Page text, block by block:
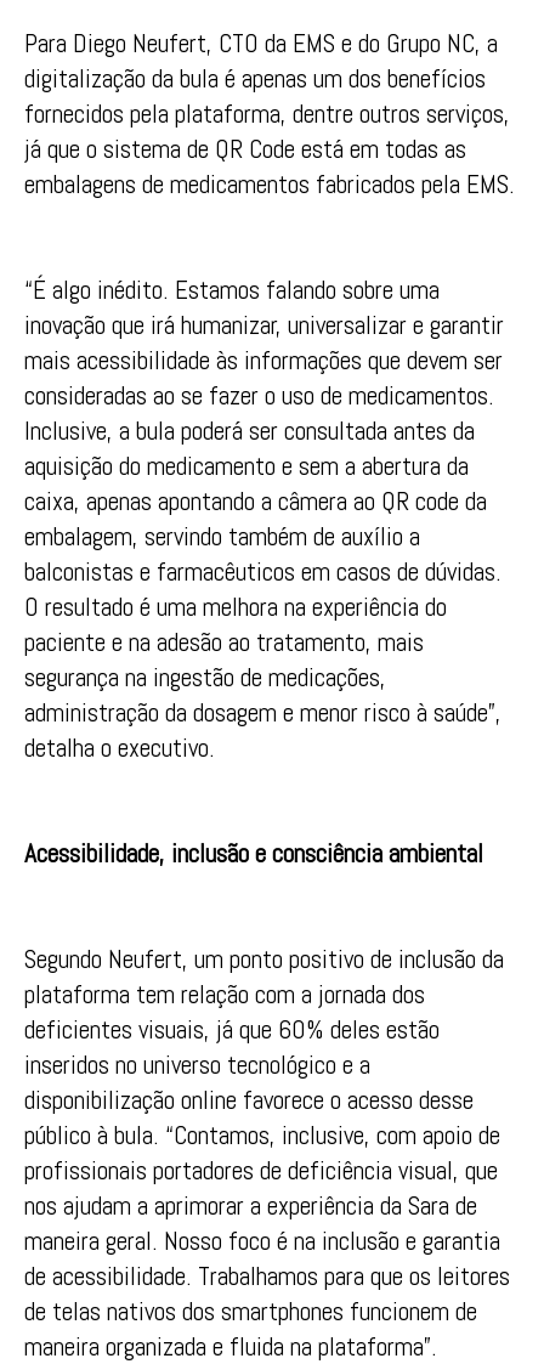
Para Diego Neufert, CTO da EMS e do Grupo NC, a
digitalização da bula é apenas um dos benefícios
fornecidos pela plataforma, dentre outros serviços,
já que o sistema de QR Code está em todas as
embalagens de medicamentos fabricados pela EMS.
“É algo inédito. Estamos falando sobre uma
inovação que irá humanizar, universalizar e garantir
mais acessibilidade às informações que devem ser
consideradas ao se fazer o uso de medicamentos.
Inclusive, a bula poderá ser consultada antes da
aquisição do medicamento e sem a abertura da
caixa, apenas apontando a câmera ao QR code da
embalagem, servindo também de auxílio a
balconistas e farmacêuticos em casos de dúvidas.
O resultado é uma melhora na experiência do
paciente e na adesão ao tratamento, mais
segurança na ingestão de medicações,
administração da dosagem e menor risco à saúde”,
detalha o executivo.
Acessibilidade, inclusão e consciência ambiental
Segundo Neufert, um ponto positivo de inclusão da
plataforma tem relação com a jornada dos
deficientes visuais, já que 60% deles estão
inseridos no universo tecnológico e a
disponibilização online favorece o acesso desse
público à bula. “Contamos, inclusive, com apoio de
profissionais portadores de deficiência visual, que
nos ajudam a aprimorar a experiência da Sara de
maneira geral. Nosso foco é na inclusão e garantia
de acessibilidade. Trabalhamos para que os leitores
de telas nativos dos smartphones funcionem de
maneira organizada e fluida na plataforma”.